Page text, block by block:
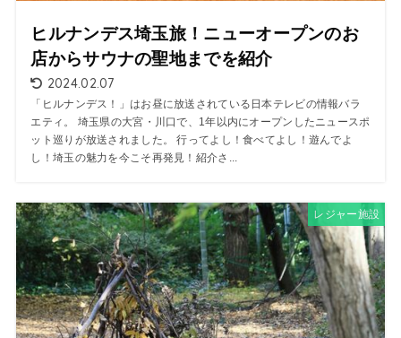
ヒルナンデス埼玉旅！ニューオープンのお
店からサウナの聖地までを紹介
2024.02.07
「ヒルナンデス！」はお昼に放送されている日本テレビの情報バラ
エティ。 埼玉県の大宮・川口で、1年以内にオープンしたニュースポ
ット巡りが放送されました。 行ってよし！食べてよし！遊んでよ
し！埼玉の魅力を今こそ再発見！紹介さ...
レジャー施設